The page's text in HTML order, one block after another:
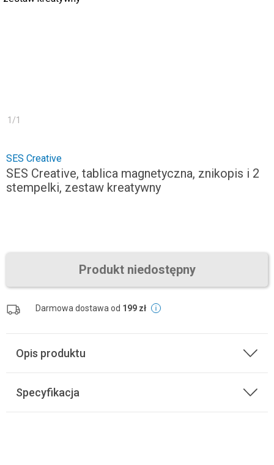
1 /1
SES Creative
SES Creative, tablica magnetyczna, znikopis i 2
stempelki, zestaw kreatywny
Produkt niedostępny
Darmowa dostawa od 199 zł
Opis produktu
Specyfikacja